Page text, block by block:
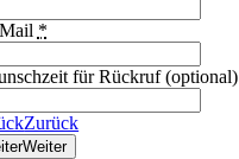
*
für Rückruf (optional)
Zurück
Weiter